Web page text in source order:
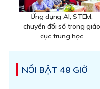
Ứng dụng AI, STEM,
chuyển đổi số trong giáo
dục trung học
NỔI BẬT 48 GIỜ